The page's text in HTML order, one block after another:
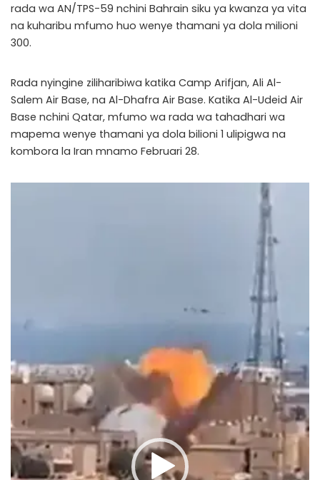
rada wa AN/TPS-59 nchini Bahrain siku ya kwanza ya vita
na kuharibu mfumo huo wenye thamani ya dola milioni
300.
Rada nyingine ziliharibiwa katika Camp Arifjan, Ali Al-
Salem Air Base, na Al-Dhafra Air Base. Katika Al-Udeid Air
Base nchini Qatar, mfumo wa rada wa tahadhari wa
mapema wenye thamani ya dola bilioni 1 ulipigwa na
kombora la Iran mnamo Februari 28.